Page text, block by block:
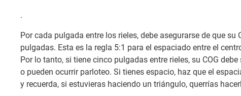
.
Por cada pulgada entre los rieles, debe asegurarse de que su
pulgadas. Esta es la regla 5:1 para el espaciado entre el
Por lo tanto, si tiene cinco pulgadas entre rieles, su COG
o pueden ocurrir parloteo. Si tienes espacio, haz que el
y recuerda, si estuvieras haciendo un triángulo, querrías